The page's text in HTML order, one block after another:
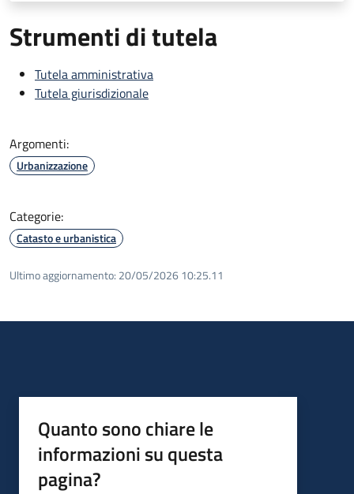
Strumenti di tutela
Tutela amministrativa
Tutela giurisdizionale
Argomenti:
Urbanizzazione
Categorie:
Catasto e urbanistica
Ultimo aggiornamento: 20/05/2026 10:25.11
Quanto sono chiare le
informazioni su questa
pagina?